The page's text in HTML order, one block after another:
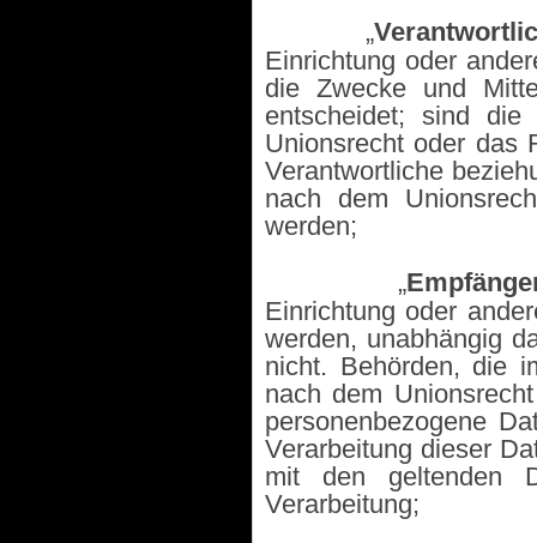
„
Einrichtung oder
die Zwecke und
entscheidet; sind
Unionsrecht oder das
Verantwortliche
nach dem
werden;
„
Einrichtung oder
werden, unabhängig
nicht. Behörden, die
nach dem
personenbezogene
Verarbeitung dieser
mit den geltenden
Verarbeitung;